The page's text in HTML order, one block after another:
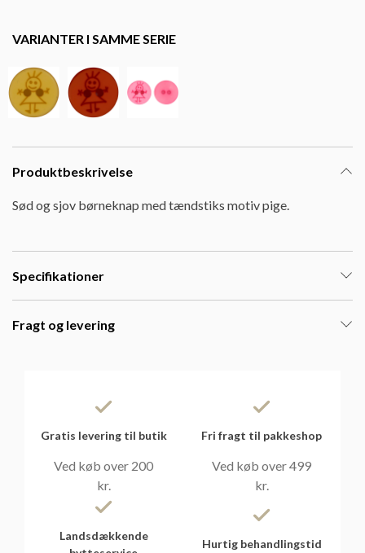
VARIANTER I SAMME SERIE
Produktbeskrivelse
Sød og sjov børneknap med tændstiks motiv pige.
Specifikationer
Fragt og levering
Gratis levering til butik
Ved køb over 200
kr.
Fri fragt til pakkeshop
Ved køb over 499
kr.
Landsdækkende
Hurtig behandlingstid